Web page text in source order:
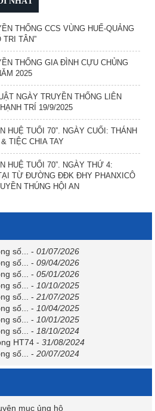
THỐNG CCS VÙNG HUẾ-QUẢNG
TRI TÂN”
THỐNG GIA ĐÌNH CỰU CHỦNG
2025
NGÀY TRUYỀN THỐNG LIÊN
TRÍ 19/9/2025
HUỆ TUỔI 70”. NGÀY CUỐI: THÁNH
TIỆC CHIA TAY
HUỆ TUỔI 70”. NGÀY THỨ 4:
TỪ ĐƯỜNG ĐĐK ĐHY PHANXICÔ
THÚNG HỘI AN
số... - 01/07/2026
số...
- 09/04/2026
số...
- 05/01/2026
số...
- 10/10/2025
số...
- 21/07/2025
số...
- 10/04/2025
số...
- 10/01/2025
số...
- 18/10/2024
HT74 - 31/08/2024
số...
- 20/07/2024